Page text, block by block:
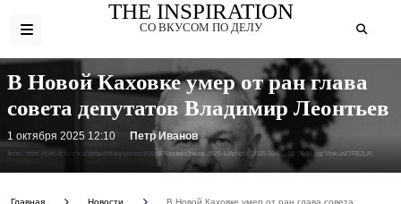
THE INSPIRATION
СО ВКУСОМ ПО ДЕЛУ
Фото: https://cdn.iz.ru/sites/default/files/styles/900x506/public/news-2025-10/photo_2025-10-01_10-58-45.jpg?itok=nZ7FBZLR
В Новой Каховке умер от ран глава
совета депутатов Владимир Леонтьев
1 октября 2025 12:10 Петр Иванов